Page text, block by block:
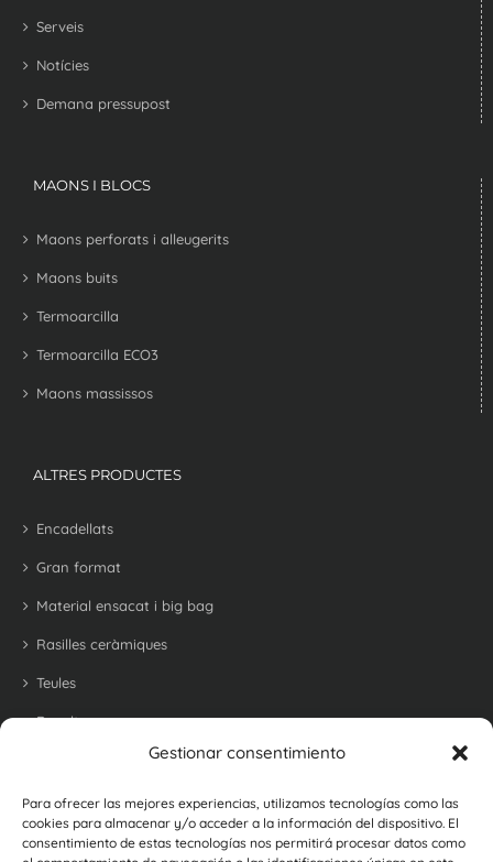
Gestionar consentimiento
Para ofrecer las mejores experiencias, utilizamos tecnologías como las
cookies para almacenar y/o acceder a la información del dispositivo. El
consentimiento de estas tecnologías nos permitirá procesar datos como
Serveis
Notícies
Demana pressupost
MAONS I BLOCS
Maons perforats i alleugerits
Maons buits
Termoarcilla
Termoarcilla ECO3
Maons massissos
ALTRES PRODUCTES
Encadellats
Gran format
Material ensacat i big bag
Rasilles ceràmiques
Teules
Revoltons
Maons refractari per a barbacoes i forns
Maons i rajoles rústiques
Botellers